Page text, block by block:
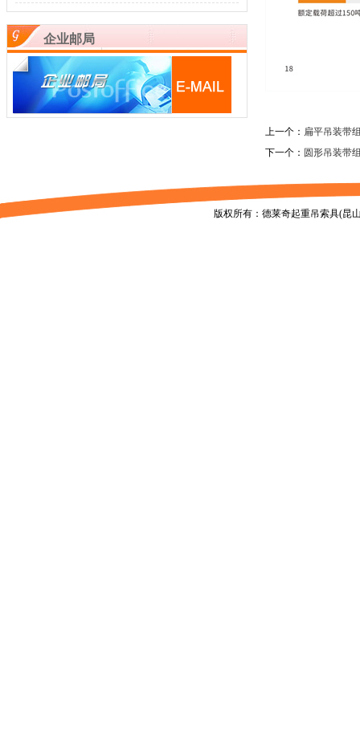
企业邮局
上一个： 扁平吊装带
下一个： 圆形吊装带
版权所有：德莱奇起重吊索具(昆